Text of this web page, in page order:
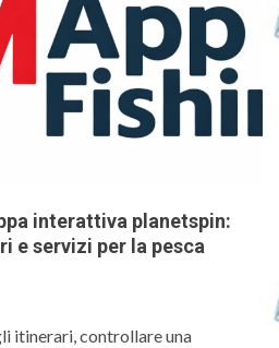
interattiva planetspin:
e servizi per la pesca
itinerari, controllare una